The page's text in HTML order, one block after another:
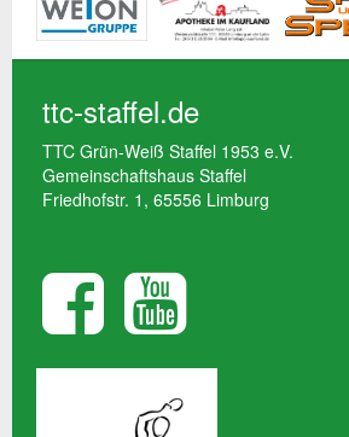
ttc-staffel.de
TTC Grün-Weiß Staffel 1953 e.V.
Gemeinschaftshaus Staffel
Friedhofstr. 1, 65556 Limburg